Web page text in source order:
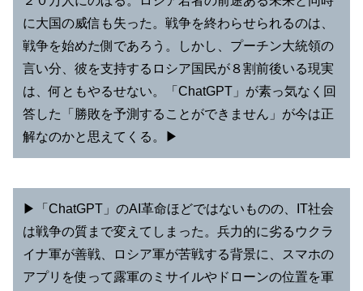
に大国の威信も失った。戦争を終わらせられるのは、
戦争を始めた側であろう。しかし、プーチン大統領の
言い分、彼を支持するロシア国民が８割前後いる現実
は、何ともやるせない。「ChatGPT」が素っ気なく回
答した「勝敗を予測することができません」が今は正
解なのかと思えてくる。▶︎
▶︎「ChatGPT」のAI革命ほどではないものの、IT社会
は戦争の質まで変えてしまった。兵力的に劣るウクラ
イナ軍が善戦、ロシア軍が苦戦する背景に、スマホの
アプリを使って露軍のミサイルやドローンの位置を軍